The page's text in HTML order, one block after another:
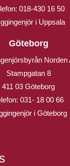
018-430 16 50
i Uppsala
Göteborg
Norden
Stampgatan 8
411 03 Göteborg
031- 18 00 66
i Göteborg